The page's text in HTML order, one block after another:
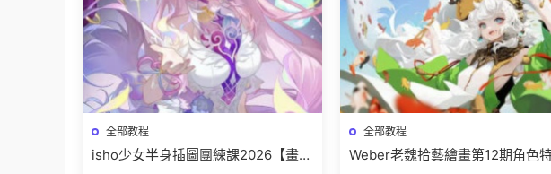
全部教程
isho少女半身插圖團練課2026【畫質
全部教程
Weber老魏拾藝繪畫第12期角色